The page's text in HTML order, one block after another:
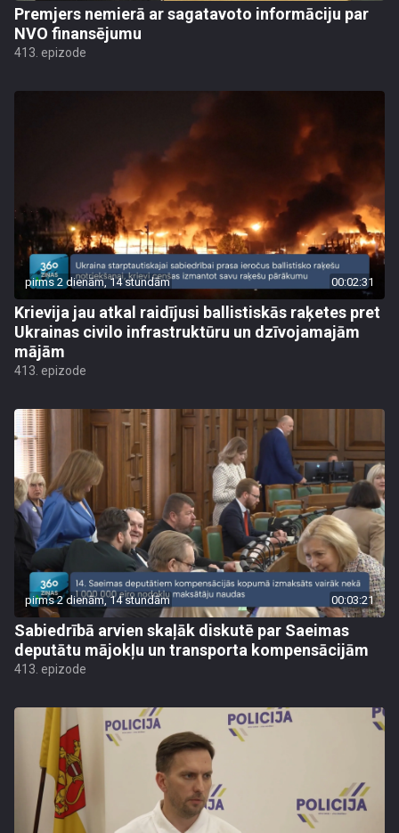
Premjers nemierā ar sagatavoto informāciju par
NVO finansējumu
413. epizode
pirms 2 dienām, 14 stundām 00:02:31
Krievija jau atkal raidījusi ballistiskās raķetes pret
Ukrainas civilo infrastruktūru un dzīvojamajām
mājām
413. epizode
pirms 2 dienām, 14 stundām 00:03:21
Sabiedrībā arvien skaļāk diskutē par Saeimas
deputātu mājokļu un transporta kompensācijām
413. epizode